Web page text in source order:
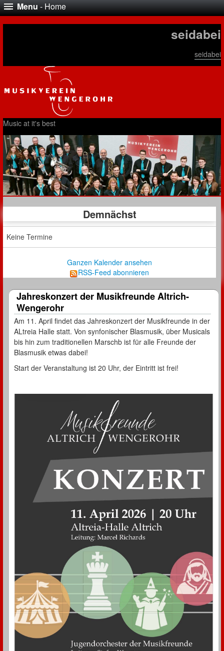
Menu- Home
seidabei
seidabei
Music at it's best
Demnächst
Keine Termine
Ganzen Kalender ansehen
RSS-Feed abonnieren
Jahreskonzert der Musikfreunde Altrich-
Wengerohr
Am 11. April findet das Jahreskonzert der Musikfreunde in der
ALtreia Halle statt. Von synfonischer Blasmusik, über Musicals
bis hin zum traditionellen Marschb ist für alle Freunde der
Blasmusik etwas dabei!
Start der Veranstaltung ist 20 Uhr, der Eintritt ist frei!